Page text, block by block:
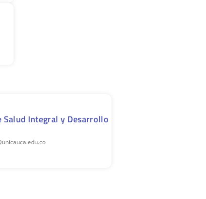
Salud Integral y Desarrollo